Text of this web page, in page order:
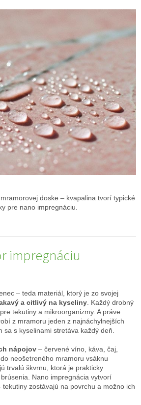
doske – kvapalina tvorí typické
pre nano impregnáciu.
impregnáciu
– teda materiál, ktorý je zo svojej
a citlivý na kyseliny . Každý drobný
tekutiny a mikroorganizmy. A práve
z mramoru jeden z najnáchylnejších
sa s kyselinami stretáva každý deň.
nápojov – červené víno, káva, čaj,
neošetreného mramoru vsáknu
trvalú škvrnu, ktorá je prakticky
Nano impregnácia vytvorí
zostávajú na povrchu a možno ich